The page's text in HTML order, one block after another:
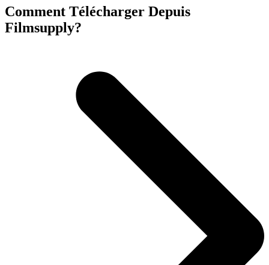
Comment Télécharger Depuis
Filmsupply?